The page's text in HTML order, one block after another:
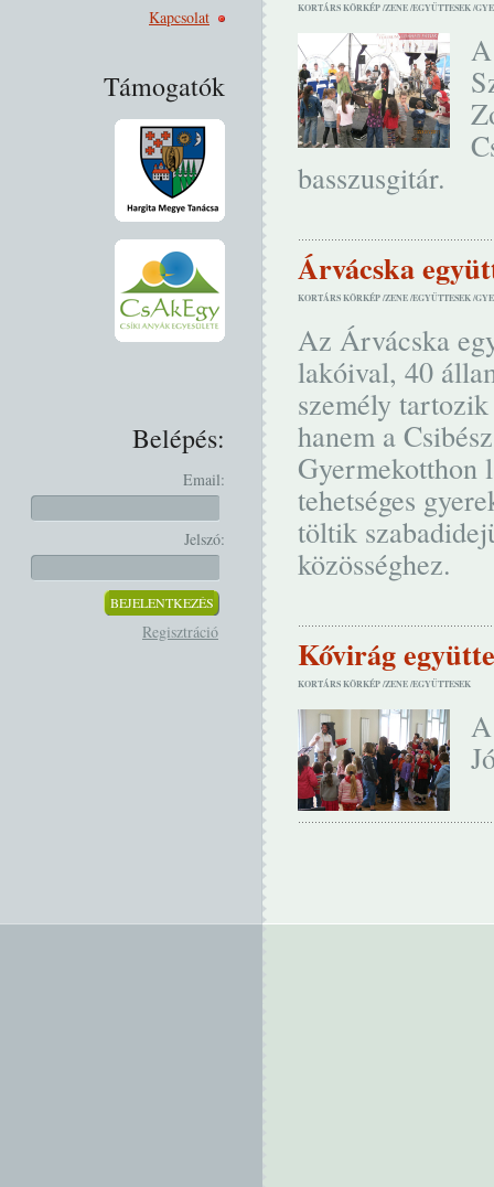
Kapcsolat
Támogatók
Belépés:
Email:
Jelszó:
Regisztráció
EGYÜTTESEK /
ZENE /
KORTÁRS KÖRKÉP /
basszusgitár.
Árvácska
EGYÜTTESEK /
ZENE /
KORTÁRS KÖRKÉP /
Az Árvácska
lakóival, 40
személy
hanem a
Gyermekotthon
tehetséges
töltik
közösséghez.
Kővirág
EGYÜTTESEK
ZENE /
KORTÁRS KÖRKÉP /